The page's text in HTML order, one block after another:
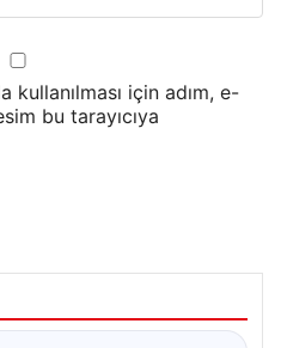
kullanılması için adım, e-
bu tarayıcıya